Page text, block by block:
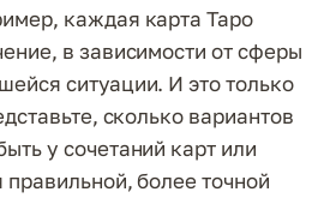
каждая карта Таро
в зависимости от сферы
ситуации. И это только
сколько вариантов
у сочетаний карт или
более точной